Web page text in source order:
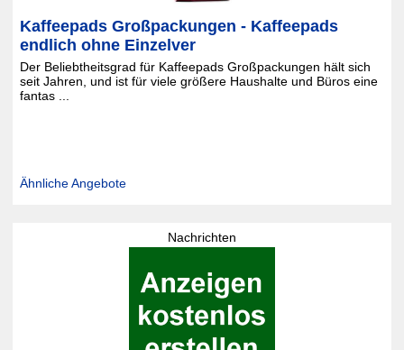
Kaffeepads Großpackungen - Kaffeepads
endlich ohne Einzelver
Der Beliebtheitsgrad für Kaffeepads Großpackungen hält sich
seit Jahren, und ist für viele größere Haushalte und Büros eine
fantas ...
Ähnliche Angebote
Nachrichten